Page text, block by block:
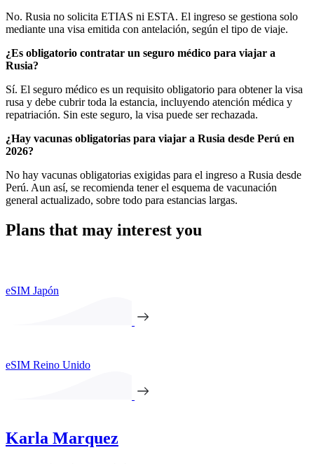
No. Rusia no solicita ETIAS ni ESTA. El ingreso se gestiona solo
mediante una visa emitida con antelación, según el tipo de viaje.
¿Es obligatorio contratar un seguro médico para viajar a
Rusia?
Sí. El seguro médico es un requisito obligatorio para obtener la visa
rusa y debe cubrir toda la estancia, incluyendo atención médica y
repatriación. Sin este seguro, la visa puede ser rechazada.
¿Hay vacunas obligatorias para viajar a Rusia desde Perú en
2026?
No hay vacunas obligatorias exigidas para el ingreso a Rusia desde
Perú. Aun así, se recomienda tener el esquema de vacunación
general actualizado, sobre todo para estancias largas.
Plans that may interest you
eSIM Japón
eSIM Reino Unido
Karla Marquez